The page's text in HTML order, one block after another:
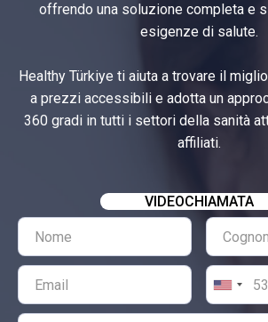
e
offrendo una soluzione completa e
esigenze di salute.
Healthy Türkiye ti aiuta a trovare il
a prezzi accessibili e adotta un
360 gradi in tutti i settori della sanità
affiliati.
VIDEOCHIAMATA